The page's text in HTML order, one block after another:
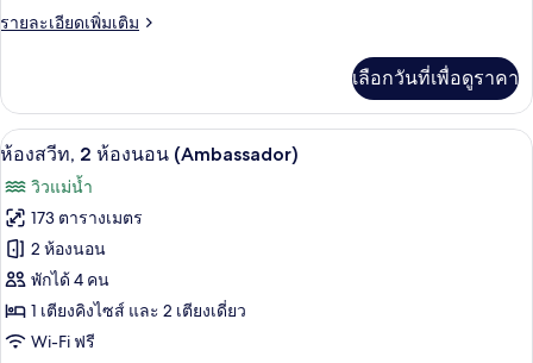
รายละเอียดเพิ่มเติม
ราย
เกี่ยว
กับ
Oriental
เลือกวันที่เพื่อดูราคา
เปิด
ภาพถ่าย
ทั้งหมด
ของ
ห้อง
สวีท,
2
ห้องสวีท, 2 ห้องนอน (Ambassador) |
6
ห้องสวีท, 2 ห้องนอน (Ambassador)
วิวแม่น้ำ
173 ตารางเมตร
2 ห้องนอน
พักได้ 4 คน
1 เตียงคิงไซส์ และ 2 เตียงเดี่ยว
Wi-Fi ฟรี